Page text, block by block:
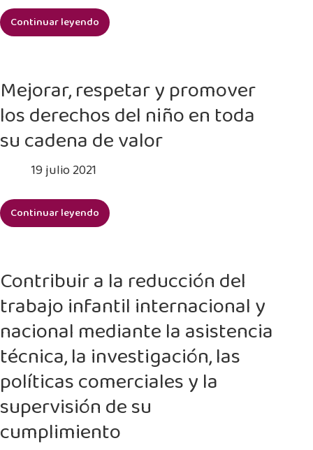
Continuar leyendo
Promover
con
el
trabajo
infantil,
incluidas
peores
formas
Mejorar, respetar y promover
los derechos del niño en toda
su cadena de valor
19 julio 2021
Continuar leyendo
Mejorar,
promover
los
derechos
niño
en
su
cadena
de
valor
Contribuir a la reducción del
trabajo infantil internacional y
nacional mediante la asistencia
técnica, la investigación, las
políticas comerciales y la
supervisión de su
cumplimiento